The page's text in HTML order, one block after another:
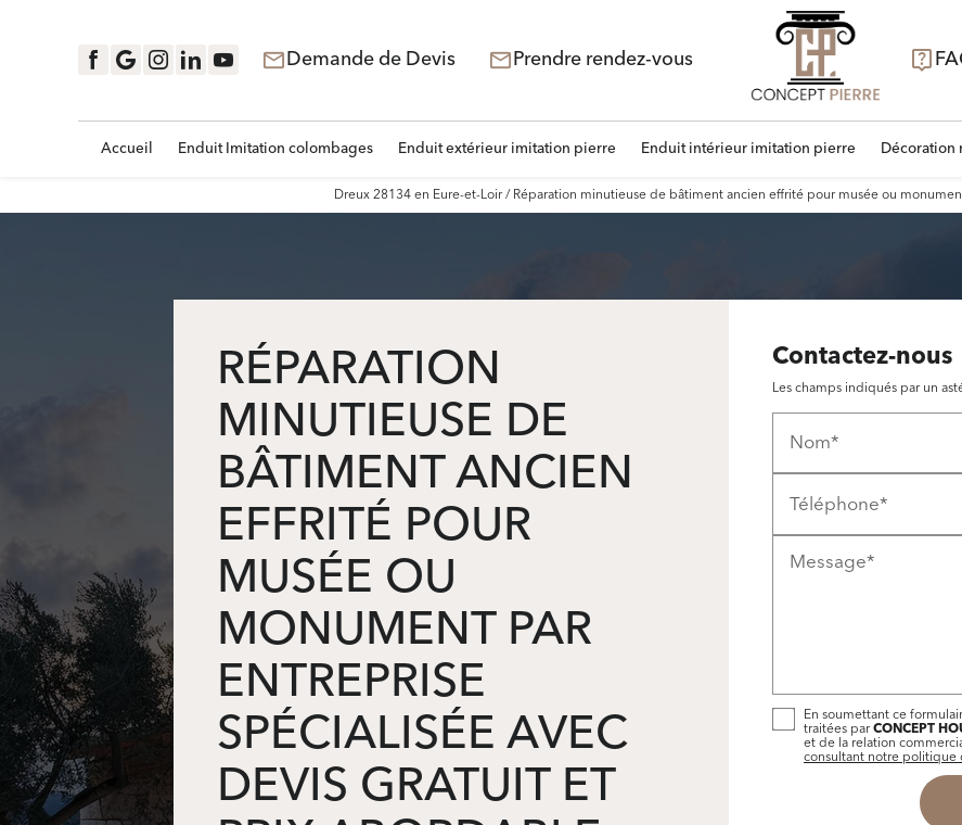
mail_outlineDemande de Devis mail_outlinePrendre rendez-vous live_help
Accueil Enduit Imitation colombages Enduit extérieur imitation pierre Enduit intérieur imitation pierre
Dreux 28134 en Eure-et-Loir / Réparation minutieuse de bâtiment ancien effrité pour musée ou
RÉPARATION
MINUTIEUSE DE
BÂTIMENT ANCIEN
EFFRITÉ POUR
MUSÉE OU
MONUMENT PAR
ENTREPRISE
SPÉCIALISÉE AVEC
DEVIS GRATUIT ET
Contactez-nous
Les champs indiqués par un
Nom*
Téléphone*
Message*
En soumettant ce
traitées parCONCEPT
et de la relation
consultant notre